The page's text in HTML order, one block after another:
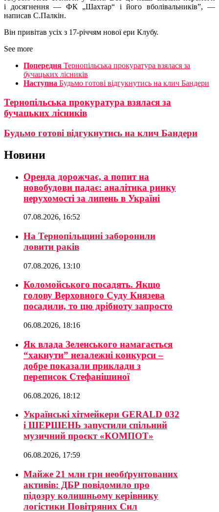
і досягнення — ФК „Шахтар“ і його вболівальників”, —
написав С.Палкін.
Він привітав усіх з 17-річчям нової ери Клубу.
See more
Попередня Тернопільська прокуратура взялася за
бучацьких лісників
Наступна Будьмо готові відгукнутись на клич Бандери
Тернопільська прокуратура взялася за
бучацьких лісників
Будьмо готові відгукнутись на клич Бандери
Новини
Оренда дорожчає, а попит на
новобудови падає: аналітика ринку
нерухомості за липень в Україні
07.08.2026, 16:52
На Тернопільщині заборонили
ловити раків
07.08.2026, 13:10
Коломойського посадять. Якщо
голову Верховного Суду Князева
посадили, то цю дрібноту запросто
06.08.2026, 18:16
Як влада Зеленського намагається
“хакнути” незалежні конкурси –
добре показали приклади з
переписок Стефанішиної
06.08.2026, 18:12
Українські хітмейкери GERALD 032
і ШЕРШЕНЬ запустили спільний
музичний проєкт «КОМПОТ»
06.08.2026, 17:59
Майже 21 млн грн необґрунтованих
активів: ДБР повідомило про
підозру колишньому керівнику
логістики Повітряних Сил